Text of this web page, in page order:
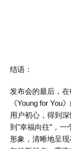
结语：
发布会的最后，在
《Young for You
用户初心，得到深
到"幸福向往”，一
形象，清晰地呈